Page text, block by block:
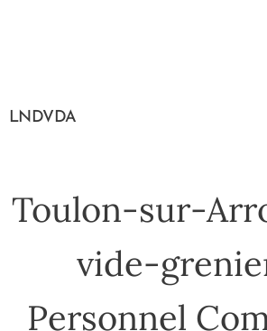
LNDVDA
Toulon-sur-
vide-
Personnel